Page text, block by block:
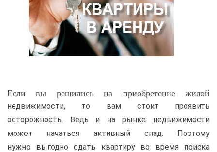
Если вы решились на приобретение жилой
недвижимости, то вам стоит проявить
осторожность. Ведь и на рынке недвижимости
может начаться активный спад. Поэтому
нужно выгодно сдать квартиру во время поиска